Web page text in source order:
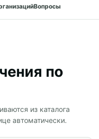
Вопросы
по
из каталога
автоматически.